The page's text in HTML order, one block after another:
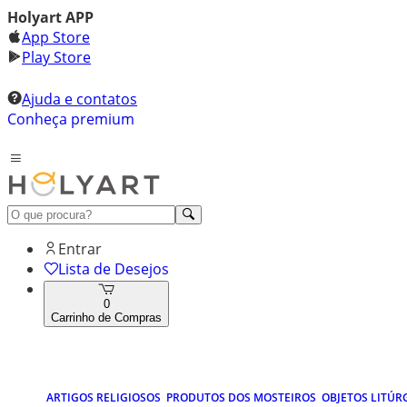
Holyart APP
App Store
Play Store
Ajuda e contatos
Conheça premium
Entrar
Lista de Desejos
0
Carrinho de Compras
ARTIGOS RELIGIOSOS PRODUTOS DOS MOSTEIROS OBJETOS